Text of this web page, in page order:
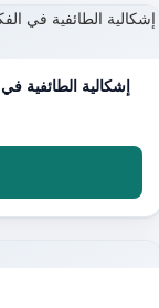
إشكالية الطائفية